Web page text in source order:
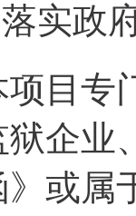
实政
项目专
狱企业
》或属